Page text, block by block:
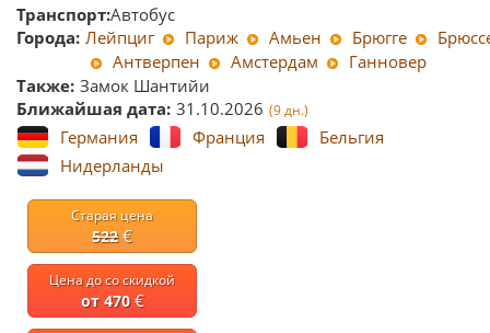
Транспорт:Автобус
Города: Лейпциг Париж Амьен Брюгге
Антверпен
Амстердам Ганновер
Также: Замок Шантийи
Ближайшая дата: 31.10.2026 (9 дн.)
Германия Франция
Бельгия
Нидерланды
Старая цена
522€
Цена до со скидкой
от 470€